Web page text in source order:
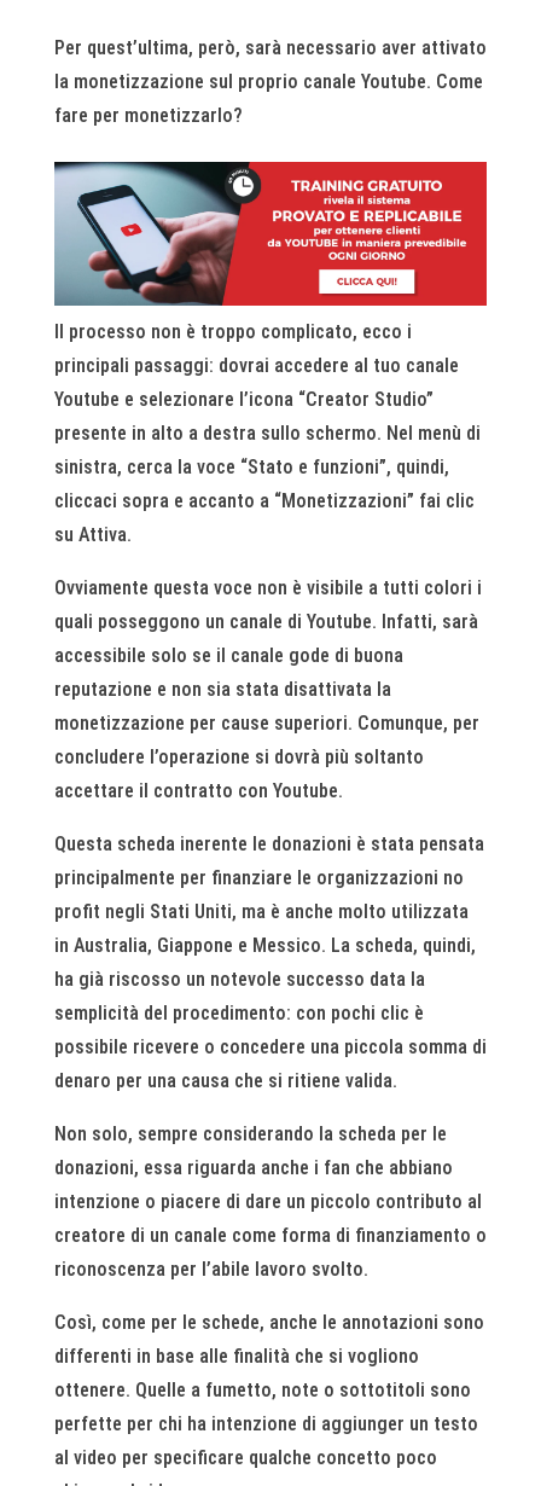
Per quest’ultima, però, sarà necessario aver attivato
la monetizzazione sul proprio canale Youtube. Come
fare per monetizzarlo?
Il processo non è troppo complicato, ecco i
principali passaggi: dovrai accedere al tuo canale
Youtube e selezionare l’icona “Creator Studio”
presente in alto a destra sullo schermo. Nel menù di
sinistra, cerca la voce “Stato e funzioni”, quindi,
cliccaci sopra e accanto a “Monetizzazioni” fai clic
su Attiva.
Ovviamente questa voce non è visibile a tutti colori i
quali posseggono un canale di Youtube. Infatti, sarà
accessibile solo se il canale gode di buona
reputazione e non sia stata disattivata la
monetizzazione per cause superiori. Comunque, per
concludere l’operazione si dovrà più soltanto
accettare il contratto con Youtube.
Questa scheda inerente le donazioni è stata pensata
principalmente per finanziare le organizzazioni no
profit negli Stati Uniti, ma è anche molto utilizzata
in Australia, Giappone e Messico. La scheda, quindi,
ha già riscosso un notevole successo data la
semplicità del procedimento: con pochi clic è
possibile ricevere o concedere una piccola somma di
denaro per una causa che si ritiene valida.
Non solo, sempre considerando la scheda per le
donazioni, essa riguarda anche i fan che abbiano
intenzione o piacere di dare un piccolo contributo al
creatore di un canale come forma di finanziamento o
riconoscenza per l’abile lavoro svolto.
Così, come per le schede, anche le annotazioni sono
differenti in base alle finalità che si vogliono
ottenere. Quelle a fumetto, note o sottotitoli sono
perfette per chi ha intenzione di aggiunger un testo
al video per specificare qualche concetto poco